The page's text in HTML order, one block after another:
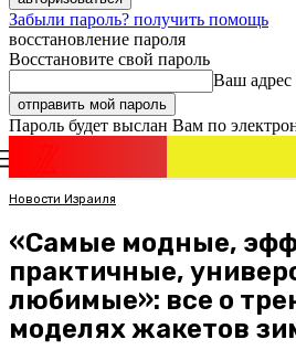
Забыли пароль? получить помощь
восстановление пароля
Восстановите свой пароль
Ваш адрес
Пароль будет выслан Вам по
Новости Израиля
«Самые модные,
практичные,
любимые»: все о
моделях жакетов